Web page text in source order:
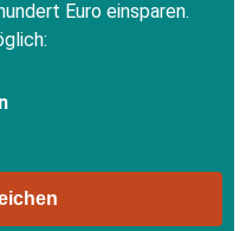
Euro einsparen.